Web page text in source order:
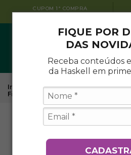
FIQUE POR
DAS
Receba conteúdos
da Haskell em
CUPOM 1ª COMPRA
BEMVINDO10
Início Tratamentos Capilares
Finalização Ondulados Se Curve (2